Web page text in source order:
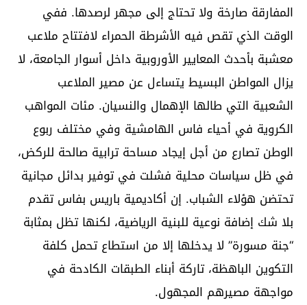
المفارقة صارخة ولا تحتاج إلى مجهر لرصدها. ففي
الوقت الذي تقص فيه الأشرطة الحمراء لافتتاح ملاعب
معشبة بأحدث المعايير الأوروبية داخل أسوار الجامعة، لا
يزال المواطن البسيط يتساءل عن مصير الملاعب
الشعبية التي طالها الإهمال والنسيان. مئات المواهب
الكروية في أحياء فاس الهامشية وفي مختلف ربوع
الوطن تصارع من أجل إيجاد مساحة ترابية صالحة للركض،
في ظل سياسات محلية فشلت في توفير بدائل مجانية
تحتضن هؤلاء الشباب. إن أكاديمية باريس بفاس تقدم
بلا شك إضافة نوعية للبنية الرياضية، لكنها تظل بمثابة
“جنة مسورة” لا يدخلها إلا من استطاع تحمل كلفة
التكوين الباهظة، تاركة أبناء الطبقات الكادحة في
مواجهة مصيرهم المجهول.